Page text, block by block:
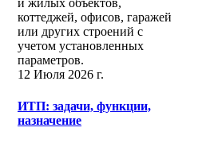
и жилых объектов,
коттеджей, офисов, гаражей
или других строений с
учетом установленных
параметров.
12 Июля 2026 г.
ИТП: задачи, функции,
назначение